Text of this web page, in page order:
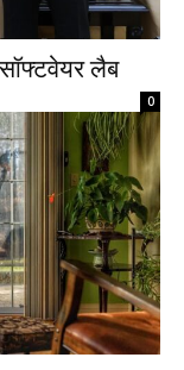
लैब
0